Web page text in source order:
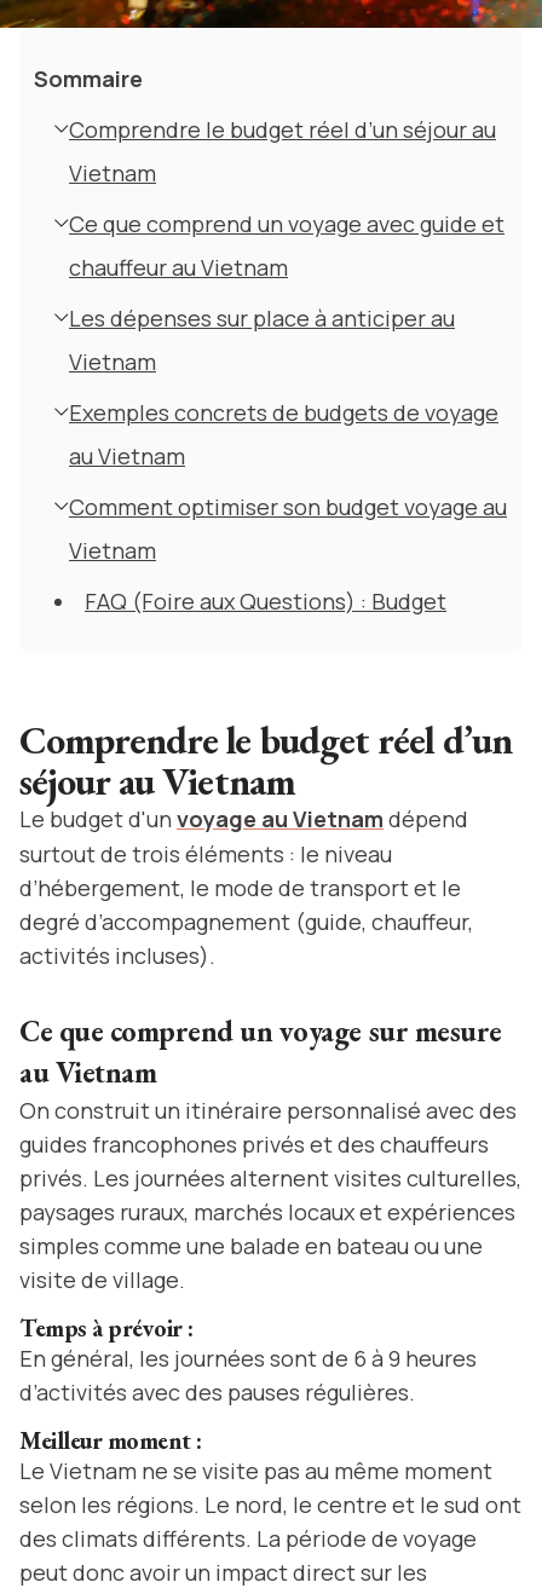
Sommaire
Comprendre le budget réel d’un séjour au
Vietnam
Ce que comprend un voyage avec guide et
chauffeur au Vietnam
Les dépenses sur place à anticiper au
Vietnam
Exemples concrets de budgets de voyage
au Vietnam
Comment optimiser son budget voyage au
Vietnam
FAQ (Foire aux Questions) : Budget
Comprendre le budget réel d’un
séjour au Vietnam
Le budget d'un voyage au Vietnam dépend
surtout de trois éléments : le niveau
d’hébergement, le mode de transport et le
degré d’accompagnement (guide, chauffeur,
activités incluses).
Ce que comprend un voyage sur mesure
au Vietnam
On construit un itinéraire personnalisé avec des
guides francophones privés et des chauffeurs
privés. Les journées alternent visites culturelles,
paysages ruraux, marchés locaux et expériences
simples comme une balade en bateau ou une
visite de village.
Temps à prévoir :
En général, les journées sont de 6 à 9 heures
d’activités avec des pauses régulières.
Meilleur moment :
Le Vietnam ne se visite pas au même moment
selon les régions. Le nord, le centre et le sud ont
des climats différents. La période de voyage
peut donc avoir un impact direct sur les